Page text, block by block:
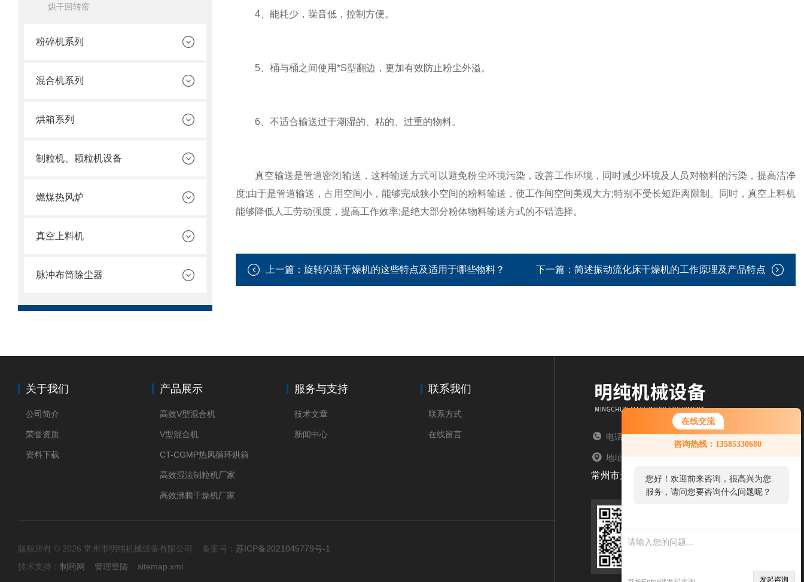
在线交流
咨询热线：13585330680
您好！欢迎前来咨询，很高兴为您
服务，请问您要咨询什么问题呢？
发起咨询
烘干回转窑
粉碎机系列
混合机系列
烘箱系列
制粒机、颗粒机设备
燃煤热风炉
真空上料机
脉冲布筒除尘器
4、能耗少，噪音低，控制方便。
5、桶与桶之间使用*S型翻边，更加有效防止粉尘外溢。
6、不适合输送过于潮湿的、粘的、过重的物料。
真空输送是管道密闭输送，这种输送方式可以避免粉尘环境污染，改善工作环境，同时减少环境及人员对物料的污染，提高洁净
度;由于是管道输送，占用空间小，能够完成狭小空间的粉料输送，使工作间空间美观大方;特别不受长短距离限制。同时，真空上料机
能够降低人工劳动强度，提高工作效率;是绝大部分粉体物料输送方式的不错选择。
上一篇： 旋转闪蒸干燥机的这些特点及适用于哪些物料？ 下一篇： 简述振动流化床干燥机的工作原理及产品特点
关于我们
公司简介
荣誉资质
资料下载
产品展示
高效V型混合机
V型混合机
CT-CGMP热风循环烘箱
高效湿法制粒机厂家
高效沸腾干燥机厂家
服务与支持
技术文章
新闻中心
联系我们
联系方式
在线留言
版权所有 © 2026 常州市明纯机械设备有限公司 备案号： 苏ICP备2021045779号-1
技术支持： 制药网 管理登陆 sitemap.xml
电话：TEL
地址：ADDRESS
常州市天宁区郑陆镇